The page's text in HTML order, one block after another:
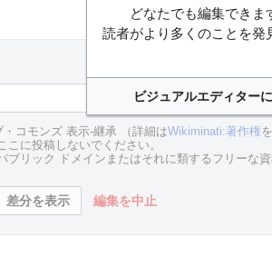
コモンズ 表示-継承 （詳細はWikiminati:著作権
に投稿しないでください。
ブリック ドメインまたはそれに類するフリーな
編集を中止
どなたでも編集できま
読者がより多くのことを発
ビジュアルエディター